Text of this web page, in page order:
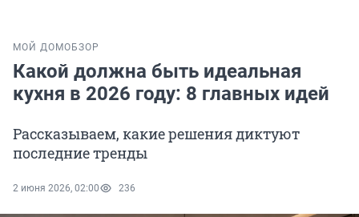
МОЙ ДОМОБЗОР
Какой должна быть идеальная
кухня в 2026 году: 8 главных идей
Рассказываем, какие решения диктуют
последние тренды
2 июня 2026, 02:00 236